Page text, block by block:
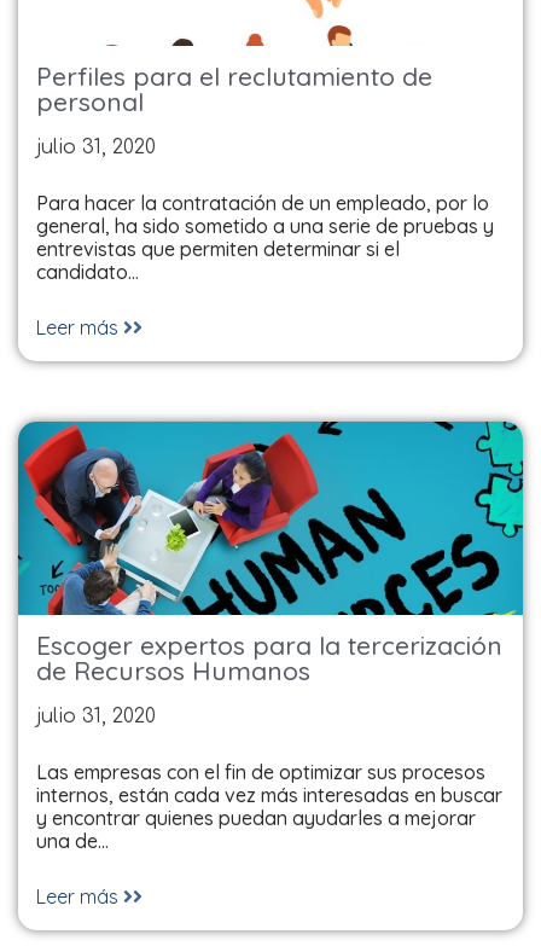
Perfiles para el reclutamiento de
personal
julio 31, 2020
Para hacer la contratación de un empleado, por lo
general, ha sido sometido a una serie de pruebas y
entrevistas que permiten determinar si el
candidato…
Leer más
Escoger expertos para la tercerización
de Recursos Humanos
julio 31, 2020
Las empresas con el fin de optimizar sus procesos
internos, están cada vez más interesadas en buscar
y encontrar quienes puedan ayudarles a mejorar
una de…
Leer más